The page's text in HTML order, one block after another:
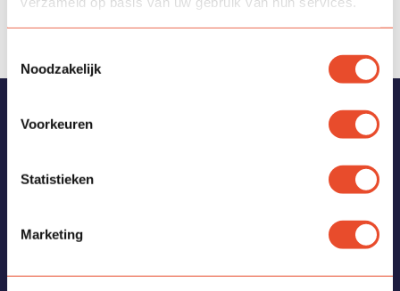
Noodzakelijk
Voorkeuren
Statistieken
Marketing
Vragen?
op via: